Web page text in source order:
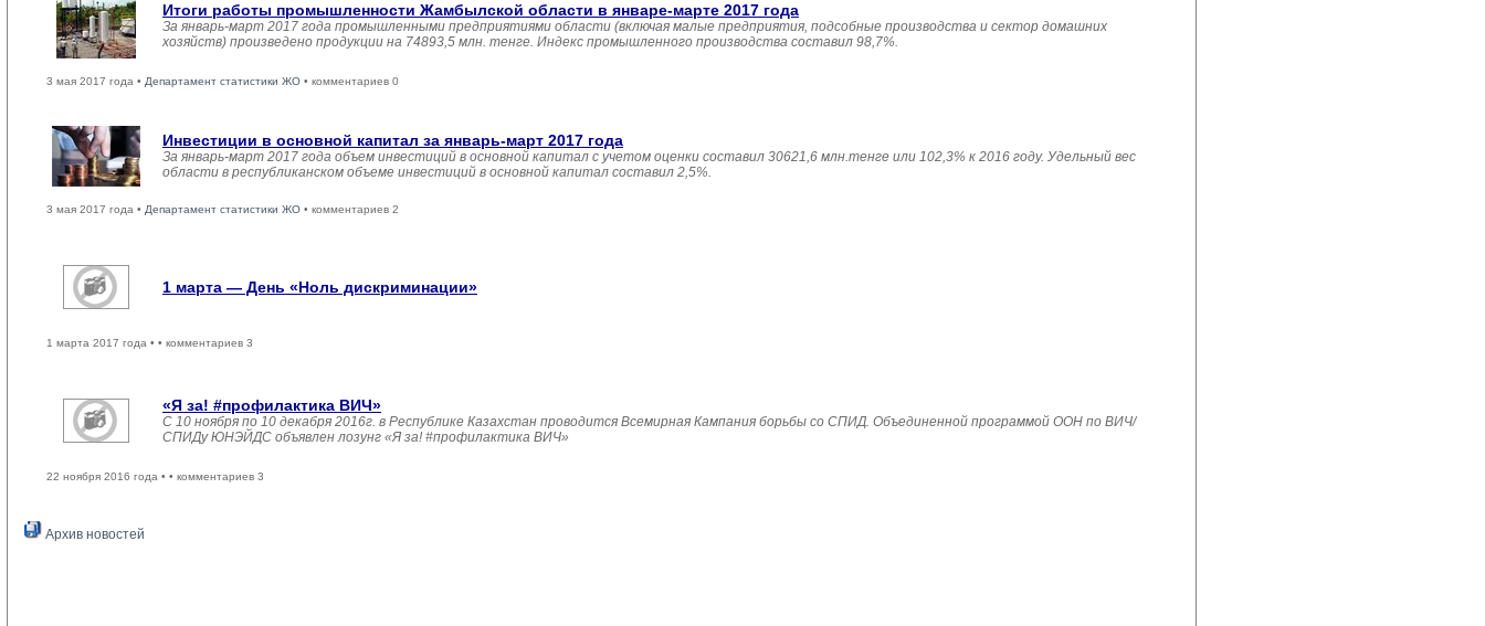
Итоги работы промышленности Жамбылской области в январе-марте 2017 года
За январь-март 2017 года промышленными предприятиями области (включая малые предприятия, подсобные производства и сектор домашних
хозяйств) произведено продукции на 74893,5 млн. тенге. Индекс промышленного производства составил 98,7%.
3 мая 2017 года • Департамент статистики ЖО • комментариев 0
Инвестиции в основной капитал за январь-март 2017 года
За январь-март 2017 года объем инвестиций в основной капитал с учетом оценки составил 30621,6 млн.тенге или 102,3% к 2016 году. Удельный вес
области в республиканском объеме инвестиций в основной капитал составил 2,5%.
3 мая 2017 года • Департамент статистики ЖО • комментариев 2
1 марта — День «Ноль дискриминации»
1 марта 2017 года • • комментариев 3
«Я за! #профилактика ВИЧ»
С 10 ноября по 10 декабря 2016г. в Республике Казахстан проводится Всемирная Кампания борьбы со СПИД. Объединенной программой ООН по ВИЧ/
СПИДу ЮНЭЙДС объявлен лозунг «Я за! #профилактика ВИЧ»
22 ноября 2016 года • • комментариев 3
Архив новостей